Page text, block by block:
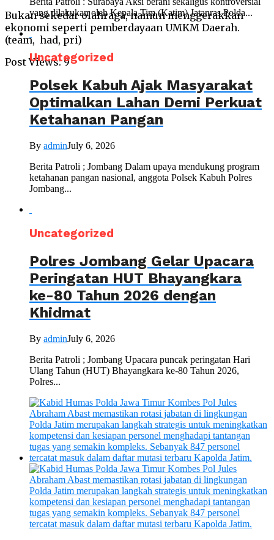
Bukan sekedar olahraga, namun menggerakkan
ekonomi seperti pemberdayaan UMKM Daerah.
(team, had, pri)
Post Views: 9
yang dilakukan oleh Kepala Tim (Katim) Jatanras Polda...
Uncategorized
Polsek Kabuh Ajak Masyarakat
Optimalkan Lahan Demi Perkuat
Ketahanan Pangan
By adminJuly 6, 2026
Berita Patroli ; Jombang Dalam upaya mendukung program
ketahanan pangan nasional, anggota Polsek Kabuh Polres
Jombang...
Uncategorized
Polres Jombang Gelar Upacara
Peringatan HUT Bhayangkara
ke-80 Tahun 2026 dengan
Khidmat
By adminJuly 6, 2026
Berita Patroli ; Jombang Upacara puncak peringatan Hari
Ulang Tahun (HUT) Bhayangkara ke-80 Tahun 2026,
Polres...